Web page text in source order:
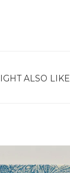
ALSO LIKE